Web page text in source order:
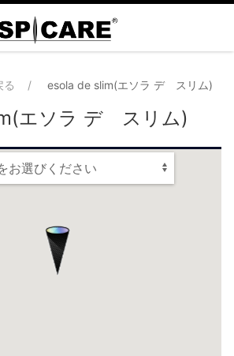
る esola de slim(エソラ デ スリム)
エソラ デ スリム)
お選びください